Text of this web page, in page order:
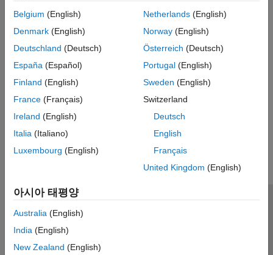
Control Chart Execution by Using Inner Transitions
Reevaluate which substate is active at each step of the
Represent Multiple Paths by Using Connective Junctions
Create decision points between alternative transition paths.
Belgium (English)
Denmark (English)
Deutschland (Deutsch)
España (Español)
Finland (English)
France (Français)
Ireland (English)
Italia (Italiano)
Luxembourg (English)
Netherlands(English)
Norway(English)
Österreich (Deutsch)
Portugal(English)
Sweden (English)
Switzerland
Deutsch
English
Français
United Kingdom (English)
아시아 태평양
Australia (English)
India (English)
New Zealand (English)